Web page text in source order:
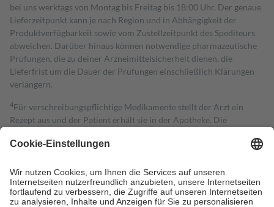
bei uns werktags von Montag bis Freitag bis 18:00 Uhr. Der genaue
Lieferzeitpunkt kann je nach Region und in Abhängigkeit der
Produktverfügbarkeit sowie vom Zustellzeitpunkt des Spediteurs
abweichen. Darüber hinaus können notwendige pharmazeutische
Prüfungen, die zu deiner Arzneimittelsicherheit dienen, die
Lieferfrist um die Dauer der Prüfungen einschließlich Klärungen
verlängern.
4Für verschreibungspflichtige Medikamente stellt der Arzt ein
Rezept aus und der Patient erhält sie in der Apotheke. Die
Kosten dafür, der Versicherte trägt einen Teil davon als Zuzahlung
Grundsätzlich leisten Mitglieder Zuzahlungen in Höhe von zehn
Prozent des Abgabepreises,mindestensjedochfünf Euround
höchstens zehn Euro.Es sind jedoch nie mehr als die tatsächlichen